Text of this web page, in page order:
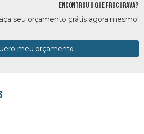
ENCONTROU O QUE PROCURAVA?
seu orçamento grátis agora mesmo!
meu orçamento